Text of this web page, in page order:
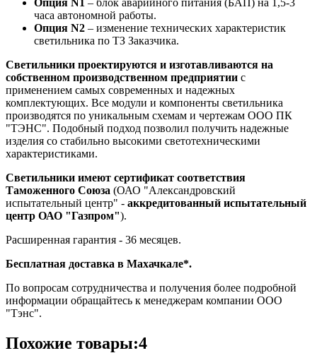
часа автономной работы.
Опция N2 – изменение технических характеристик
светильника по ТЗ Заказчика.
Светильники проектируются и изготавливаются на
собственном производственном предприятии с
применением самых современных и надежных
комплектующих. Все модули и компоненты светильника
производятся по уникальным схемам и чертежам ООО ПК
"ТЭНС". Подобный подход позволил получить надежные
изделия со стабильно высокими светотехническими
характеристиками.
Светильники имеют сертификат соответствия
Таможенного Союза (ОАО "Александровский
испытательный центр" - аккредитованный испытательный
центр ОАО "Газпром").
Расширенная гарантия - 36 месяцев.
Бесплатная доставка в Махачкале*.
По вопросам сотрудничества и получения более подробной
информации обращайтесь к менеджерам компании ООО
"Тэнс".
Похожие товары:4